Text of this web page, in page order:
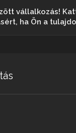
vállalkozás!
ha Ön a